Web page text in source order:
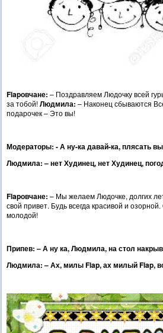
Flapовчане: – Поздравляем Людочку всей
за тобой!Людмила: – Наконец сбываются
подарочек – Это вы!
Модераторы: - А ну-ка давай-ка, плясать
Людмила: – нет Худинец, нет Худинец,
Flapовчане: – Мы желаем Людочке, долгих
свой привет. Будь всегда красивой и
молодой!
Припев: – А ну ка, Людмила, на стол
Людмила: – Ах, милы Flap, ах милый Flap,